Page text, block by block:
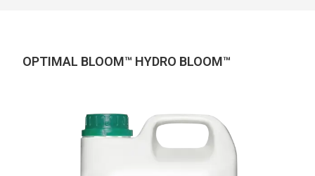
OPTIMAL BLOOM™ HYDRO BLOOM™